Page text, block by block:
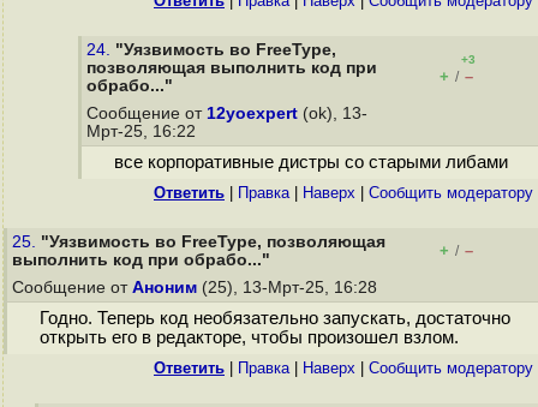
24. "Уязвимость во FreeType,
позволяющая выполнить код при
обрабо..."
+3
+ / –
Сообщение от 12yoexpert (ok), 13-
Мрт-25, 16:22
все корпоративные дистры со старыми либами
Ответить Правка| Наверх Cообщить модератору
25. "Уязвимость во FreeType, позволяющая
выполнить код при обрабо..."
+ / –
Сообщение от Аноним (25), 13-Мрт-25, 16:28
Годно. Теперь код необязательно запускать, достаточно
открыть его в редакторе, чтобы произошел взлом.
Ответить Правка| Наверх Cообщить модератору